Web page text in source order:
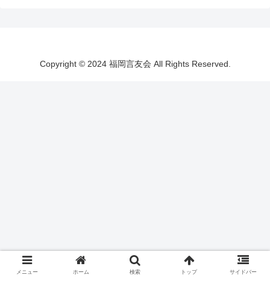
Copyright © 2024 福岡言友会 All Rights Reserved.
メニュー ホーム 検索 トップ サイドバー